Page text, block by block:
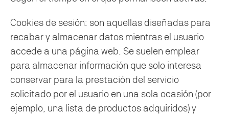
Cookies de sesión: son aquellas diseñadas para
recabar y almacenar datos mientras el usuario
accede a una página web. Se suelen emplear
para almacenar información que solo interesa
conservar para la prestación del servicio
solicitado por el usuario en una sola ocasión (por
ejemplo, una lista de productos adquiridos) y